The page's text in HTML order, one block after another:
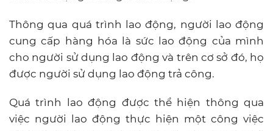
Thông qua quá trình lao động, người lao động
cung cấp hàng hóa là sức lao động của mình
cho người sử dụng lao động và trên cơ sở đó, họ
được người sử dụng lao động trả công.
Quá trình lao động được thể hiện thông qua
việc người lao động thực hiện một công việc